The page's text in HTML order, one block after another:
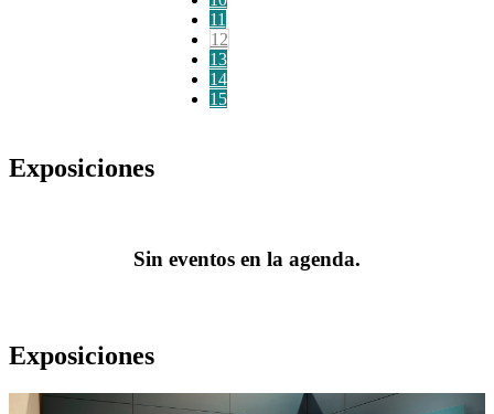
11
12
13
14
15
Exposiciones
Sin eventos en la agenda.
Exposiciones